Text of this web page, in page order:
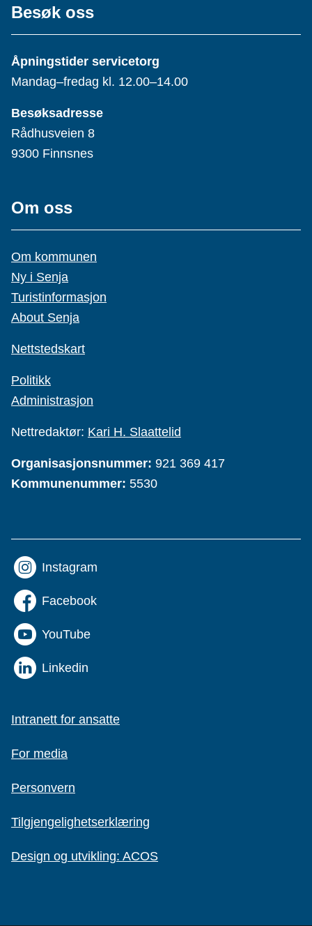
Besøk oss
Åpningstider servicetorg
Mandag–fredag kl. 12.00–14.00
Besøksadresse
Rådhusveien 8
9300 Finnsnes
Om oss
Om kommunen
Ny i Senja
Turistinformasjon
About Senja
Nettstedskart
Politikk
Administrasjon
Nettredaktør: Kari H. Slaattelid
Organisasjonsnummer: 921 369 417
Kommunenummer: 5530
Instagram
Facebook
YouTube
Linkedin
Intranett for ansatte
For media
Personvern
Tilgjengelighetserklæring
Design og utvikling: ACOS